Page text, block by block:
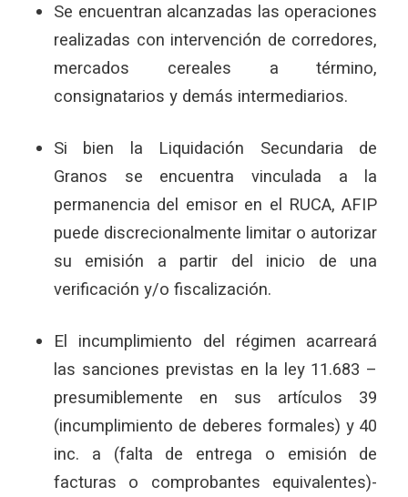
Se encuentran alcanzadas las operaciones
realizadas con intervención de corredores,
mercados cereales a término,
consignatarios y demás intermediarios.
Si bien la Liquidación Secundaria de
Granos se encuentra vinculada a la
permanencia del emisor en el RUCA, AFIP
puede discrecionalmente limitar o autorizar
su emisión a partir del inicio de una
verificación y/o fiscalización.
El incumplimiento del régimen acarreará
las sanciones previstas en la ley 11.683 –
presumiblemente en sus artículos 39
(incumplimiento de deberes formales) y 40
inc. a (falta de entrega o emisión de
facturas o comprobantes equivalentes)-